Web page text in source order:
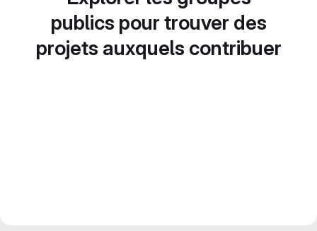
publics pour trouver des
projets auxquels contribuer